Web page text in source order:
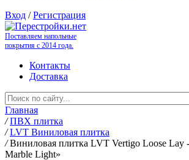
Вход /Регистрация
Поставляем напольные
покрытия с 2014 года.
Контакты
Доставка
Главная
/ ПВХ плитка
/ LVT Виниловая плитка
/ Виниловая плитка LVT Vertigo Loose Lay
Marble Light»